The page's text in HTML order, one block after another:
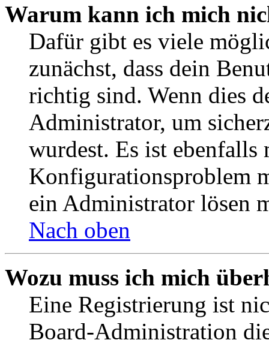
Warum kann ich mich
Dafür gibt es viele
zunächst, dass dein
richtig sind. Wenn dies
Administrator, um
wurdest. Es ist ebenfalls
Konfigurationsproblem
ein Administrator lösen
Nach oben
Wozu muss ich mich
Eine Registrierung ist
Board-Administration